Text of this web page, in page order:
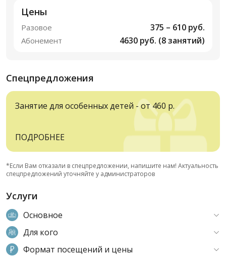
Цены
Разовое 375 – 610 руб.
Абонемент 4630 руб. (8 занятий)
Спецпредложения
Занятие для особенных детей - от 460 р.
ПОДРОБНЕЕ
*Если Вам отказали в спецпредложении, напишите нам! Актуальность
спецпредложений уточняйте у администраторов
Услуги
Основное
Для кого
Формат посещений и цены